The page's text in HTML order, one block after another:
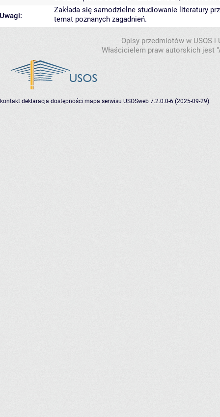
Uwagi:
Zakłada się samodzielne studiowanie literatury
temat poznanych zagadnień.
Opisy przedmiotów w USOS
Właścicielem praw autorskich jest
kontakt deklaracja dostępności mapa serwisu USOSweb 7.2.0.0-6 (2025-09-29)